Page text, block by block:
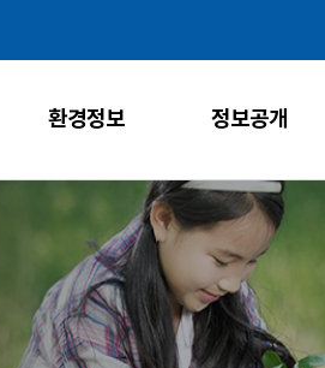
환경정보 정보공개